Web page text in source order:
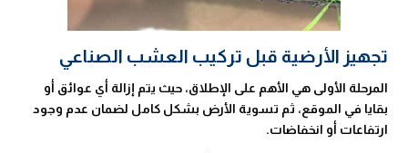
تجهيز الأرضية قبل تركيب العشب الصناعي
المرحلة الأولى هي الأهم على الإطلاق، حيث يتم إزالة أي عوائق أو
بقايا في الموقع، ثم تسوية الأرض بشكل كامل لضمان عدم وجود
ارتفاعات أو انخفاضات.